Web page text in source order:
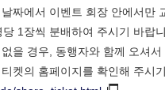
짜에서 이벤트 회장 안에서만
당 1장씩 분배하여 주시기 바
을 경우, 동행자와 함께 오셔
켓의 홈페이지를 확인해 주시